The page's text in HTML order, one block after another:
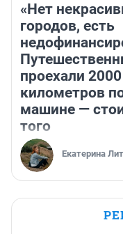
«Нет
городов, есть
проехали 2000
километров
машине —
того
Екатерина